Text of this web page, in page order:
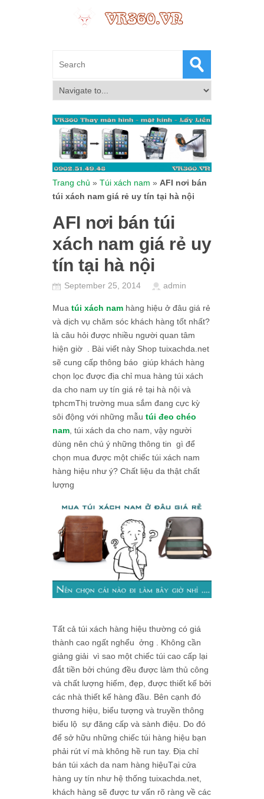
Trang chủ » Túi xách nam » AFI nơi bán
túi xách nam giá rẻ uy tín tại hà nội
AFI nơi bán túi
xách nam giá rẻ uy
tín tại hà nội
September 25, 2014 admin
Mua túi xách nam hàng hiệu ở đâu giá rẻ
và dịch vụ chăm sóc khách hàng tốt nhất?
là câu hỏi được nhiều người quan tâm
hiện giờ . Bài viết này Shop tuixachda.net
sẽ cung cấp thông báo giúp khách hàng
chọn lọc được địa chỉ mua hàng túi xách
da cho nam uy tín giá rẻ tại hà nội và
tphcmThị trường mua sắm đang cực kỳ
sôi động với những mẫu túi đeo chéo
nam , túi xách da cho nam, vậy người
dùng nên chú ý những thông tin gì để
chọn mua được một chiếc túi xách nam
hàng hiệu như ý? Chất liệu da thật chất
lượng
Tất cả túi xách hàng hiệu thường có giá
thành cao ngất nghểu ởng . Không cần
giảng giải vì sao một chiếc túi cao cấp lại
đắt tiền bởi chúng đều được làm thủ công
và chất lượng hiếm, đẹp, được thiết kế bởi
các nhà thiết kế hàng đầu. Bên cạnh đó
thương hiệu, biểu tượng và truyền thông
biểu lộ sự đăng cấp và sành điệu. Do đó
để sở hữu những chiếc túi hàng hiệu bạn
phải rút ví mà không hề run tay. Địa chỉ
bán túi xách da nam hàng hiệuTại cửa
hàng uy tín như hệ thống tuixachda.net,
khách hàng sẽ được tư vấn rõ ràng về các